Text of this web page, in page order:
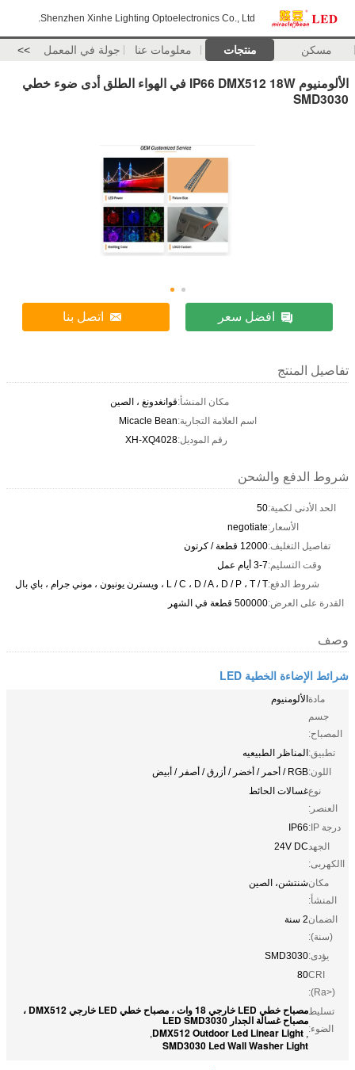
Shenzhen Xinhe Lighting Optoelectronics Co., Ltd.
مسكن منتجات معلومات عنا جولة في المعمل >>
الألومنيوم IP66 DMX512 18W في الهواء الطلق أدى ضوء خطي
SMD3030
افضل سعر اتصل بنا
تفاصيل المنتج
مكان المنشأ:قوانغدونغ ، الصين
اسم العلامة التجارية:Micacle Bean
رقم الموديل:XH-XQ4028
شروط الدفع والشحن
الحد الأدنى لكمية:50
الأسعار:negotiate
تفاصيل التغليف:12000 قطعة / كرتون
وقت التسليم:3-7 أيام عمل
شروط الدفع:L / C ، D / A ، D / P ، T / T ، ويسترن يونيون ، موني جرام ، باي بال
القدرة على العرض:500000 قطعة في الشهر
وصف
شرائط الإضاءة الخطية LED
مادة
جسم
المصباح:
الألومنيوم
تطبيق:المناظر الطبيعيه
اللون:RGB / أحمر / أخضر / أزرق / أصفر / أبيض
نوع
العنصر:
غسالات الحائط
درجة IP:
IP66
الجهد
االكهربى:
24V DC
مكان
المنشأ:
شنتشن، الصين
الضمان
(سنة):
2 سنة
يؤدى:SMD3030
CRI
(Ra>):
80
تسليط
الضوء:
مصباح خطي LED خارجي 18 وات ، مصباح خطي LED خارجي DMX512 ،
مصباح غسالة الجدار LED SMD3030
,
DMX512 Outdoor Led Linear Light
,
SMD3030 Led Wall Washer Light